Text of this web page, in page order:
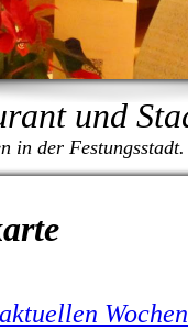
und
in der